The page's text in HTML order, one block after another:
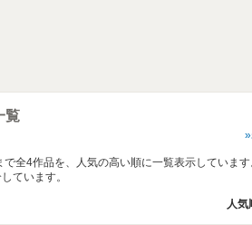
覧
全4作品を、人気の高い順に一覧表示していま
ています。
人気